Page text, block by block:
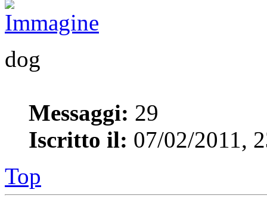
dog
Messaggi: 29
Iscritto il: 07/02/2011,
Top